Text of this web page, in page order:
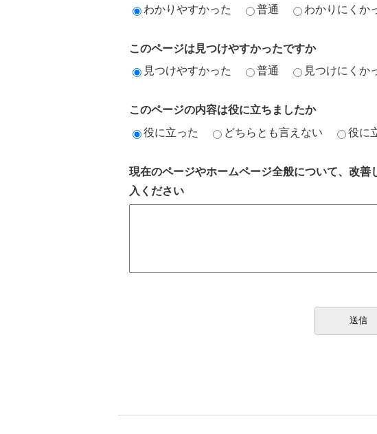
わかりやすかった
普通 わかりにくか
このページは見つけやすかったですか
見つけやすかった
普通 見つけにくか
このページの内容は役に立ちましたか
役に立った
どちらとも言えない 役に
現在のページやホームページ全般について、改
入ください